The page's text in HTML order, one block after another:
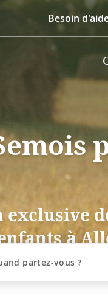
Besoin
à
partez-vous ?